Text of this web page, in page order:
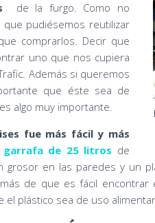
de la furgo. Como no
pudiésemos reutilizar
comprarlos. Decir que
uno que nos cupiera
Además si queremos
que éste sea de
algo muy importante.
fue más fácil y más
garrafa de 25 litros de
grosor en las paredes y un
de que es fácil encontrar
plástico sea de uso